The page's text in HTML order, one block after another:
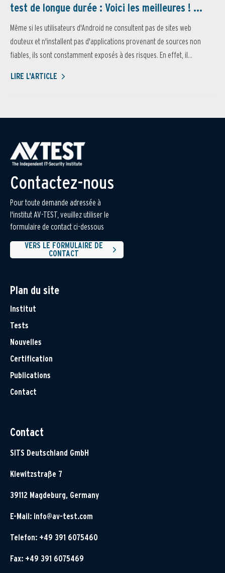
test de longue durée : Voici les meilleures ! ...
Même si les utilisateurs d'Android ne consultent pas de sites web
douteux et n'installent pas d'applications provenant de sources non
fiables, ils sont constamment exposés à des risques. En effet, il...
LIRE L'ARTICLE
Contactez-nous
Pour toute demande adressée à
l'institut AV-TEST, veuillez utiliser le
formulaire de contact ci-dessous
VERS LE FORMULAIRE DE
CONTACT
Plan du site
Institut
Tests
Nouvelles
Certification
Publications
Contact
Contact
SITS Deutschland GmbH
Klewitzstraße 7
39112 Magdeburg, Germany
E-Mail: info@av-test.com
Telefon: +49 391 6075460
Fax: +49 391 6075469